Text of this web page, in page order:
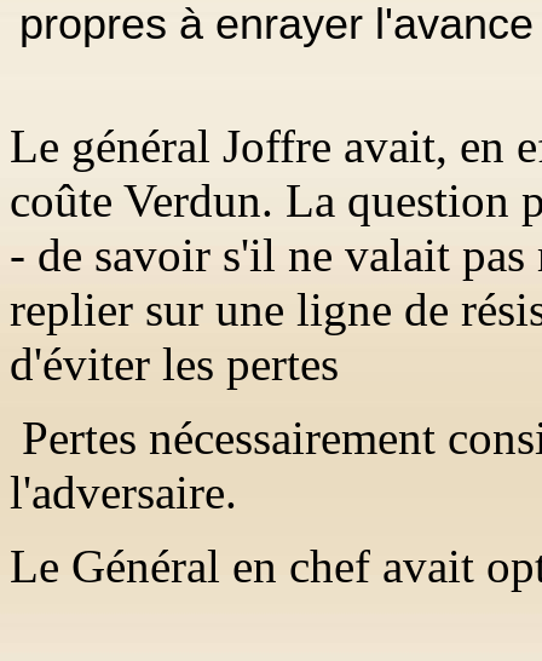
propres à enrayer
Le général Joffre avait, en
coûte Verdun. La question
- de savoir s'il ne valait
replier sur une ligne de
d'éviter les pertes
Pertes nécessairement
l'adversaire.
Le Général en chef avait